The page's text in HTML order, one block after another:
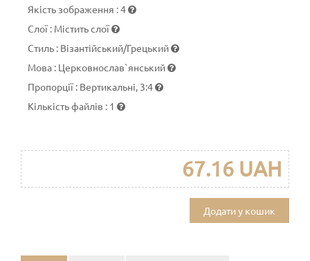
Якість зображення :4
Слої : Містить слої
Стиль : Візантійський/Грецький
Мова : Церковнослав`янський
Пропорції : Вертикальні, 3:4
Кількість файлів : 1
67.16 UAH
Додати у кошик